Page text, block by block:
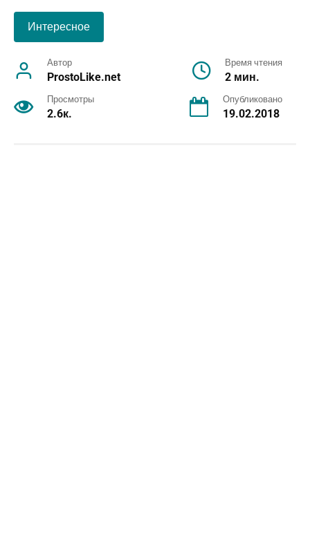
Интересное
Автор
ProstoLike.net
Время чтения
2 мин.
Просмотры
2.6к.
Опубликовано
19.02.2018